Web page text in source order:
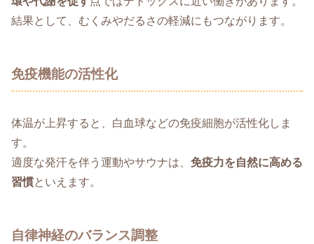
結果として、むくみやだるさの軽減にもつながります。
免疫機能の活性化
体温が上昇すると、白血球などの免疫細胞が活性化しま
す。
適度な発汗を伴う運動やサウナは、 免疫力を自然に高める
習慣といえます。
自律神経のバランス調整